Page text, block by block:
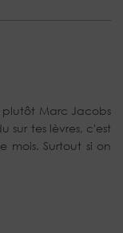
plutôt Marc Jacobs
sur tes lèvres, c'est
mois. Surtout si on